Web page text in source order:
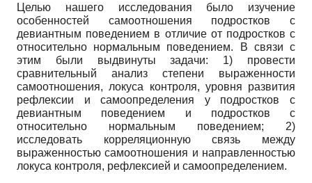
Целью нашего исследования было изучение
особенностей самоотношения подростков с
девиантным поведением в отличие от подростков с
относительно нормальным поведением. В связи с
этим были выдвинуты задачи: 1) провести
сравнительный анализ степени выраженности
самоотношения, локуса контроля, уровня развития
рефлексии и самоопределения у подростков с
девиантным поведением и подростков с
относительно нормальным поведением; 2)
исследовать корреляционную связь между
выраженностью самоотношения и направленностью
локуса контроля, рефлексией и самоопределением.